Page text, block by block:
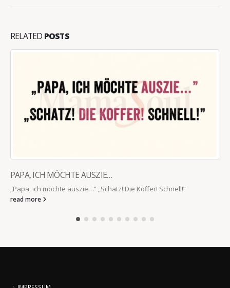
RELATED POSTS
PAPA, ICH MÖCHTE AUSZIE…
„Papa, ich möchte auszie…” „Schatz! Die Koffer! Schnell!”
read more